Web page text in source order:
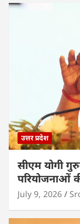
उत्तर प्रदेश
सीएम योगी
परियोजनाओं
July 9, 2026